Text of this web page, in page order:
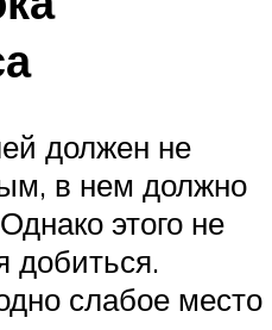
должен не
в нем должно
этого не
добиться.
слабое место